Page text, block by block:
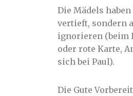
Die Mädels
vertieft, sondern
ignorieren (beim
oder rote Karte,
sich bei Paul).
Die Gute